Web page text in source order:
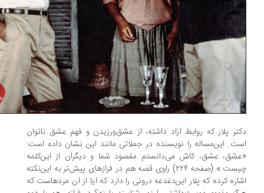
پلار که روابط آزاد داشته، از عشق‌ورزیدن و فهم عشق ناتوان
این‌مساله را نویسنده در جملاتی مانند این نشان داده است:
عشق، کاش می‌دانستم مقصود شما و دیگران از این‌کلمه
چیست.» (صفحه ۲۲۴) راوی قصه هم در فرازهای پیش‌تر به این‌نکته
کرده که پلار این‌دغدغه درونی را دارد که آیا از آن مردهاست که